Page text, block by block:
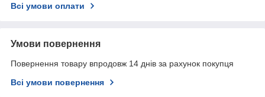
Всі умови оплати
Умови повернення
Повернення товару впродовж 14 днів за рахунок покупця
Всі умови повернення